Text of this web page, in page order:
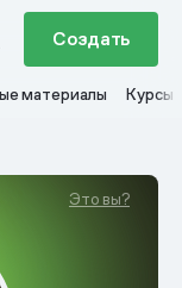
Создать
материалы Курсы
Это вы?